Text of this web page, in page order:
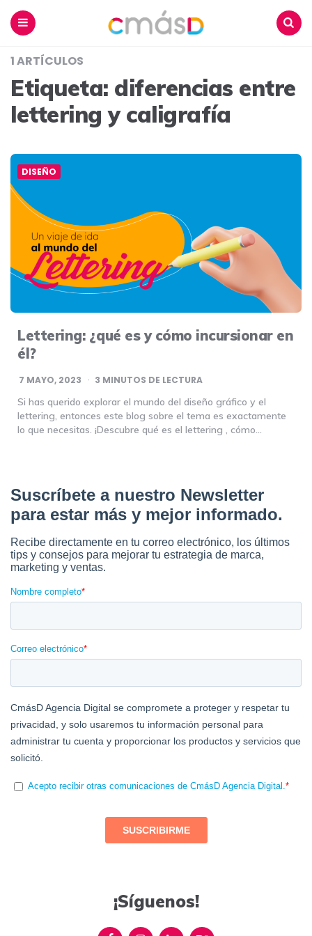
1 ARTÍCULOS
Etiqueta: diferencias entre
lettering y caligrafía
DISEÑO
Lettering: ¿qué es y cómo incursionar en
él?
7 MAYO, 2023 3 MINUTOS DE LECTURA
Si has querido explorar el mundo del diseño gráfico y el
lettering, entonces este blog sobre el tema es exactamente
lo que necesitas. ¡Descubre qué es el lettering , cómo…
¡Síguenos!